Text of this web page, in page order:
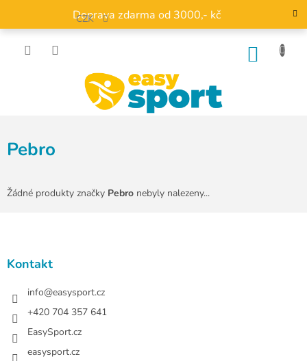
obsah
Doprava zdarma od 3000,- kč
CZK
Pebro
Žádné produkty značky Pebro nebyly nalezeny...
Kontakt
info@easysport.cz
+420 704 357 641
EasySport.cz
easysport.cz